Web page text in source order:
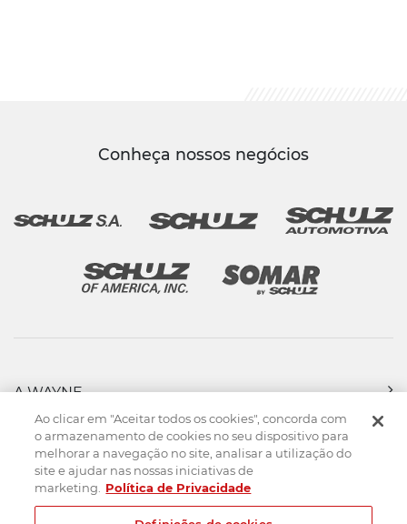
Conheça nossos negócios
A WAYNE
PRODUTOS
FORÇA DE VENDAS
ASSISTÊNCIA TÉCNICA
DOWNLOADS
CONTATO
Ao clicar em "Aceitar todos os cookies", concorda com
o armazenamento de cookies no seu dispositivo para
melhorar a navegação no site, analisar a utilização do
site e ajudar nas nossas iniciativas de
marketing.
Política de Privacidade